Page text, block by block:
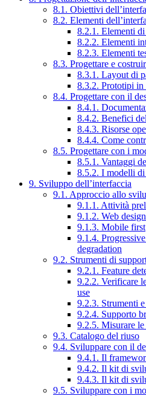
8.1. Obiettivi
8.2. Elementi
8.2.1. Elementi
8.2.2. Elementi
8.2.3. Elementi
8.3. Progettare e
8.3.1. Layout di
8.3.2. Prototipi in
8.4. Progettare con il
8.4.1.
8.4.2. Benefici
8.4.3. Risorse
8.4.4. Come
8.5. Progettare con i
8.5.1. Vantaggi
8.5.2. I modelli
9. Sviluppo dell’interfaccia
9.1. Approccio allo
9.1.1. Attività
9.1.2. Web
9.1.3. Mobile first
9.1.4.
degradation
9.2. Strumenti di
9.2.1. Feature
9.2.2. Verificare
use
9.2.3. Strumenti
9.2.4. Supporto
9.2.5. Misurare le
9.3. Catalogo del riuso
9.4. Sviluppare con il
9.4.1. Il
9.4.2. Il kit di
9.4.3. Il kit di
9.5. Sviluppare con i